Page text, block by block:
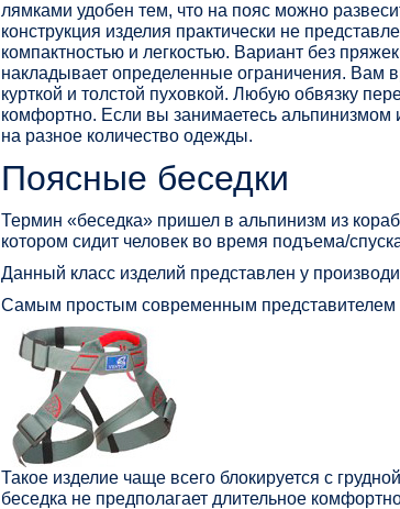
лямками удобен тем, что на пояс можно
конструкция изделия практически не
компактностью и легкостью. Вариант без
накладывает определенные ограничения. Вам
курткой и толстой пуховкой. Любую обвязку
комфортно. Если вы занимаетесь альпинизмом
на разное количество одежды.
Поясные беседки
Термин «беседка» пришел в альпинизм из
котором сидит человек во время подъема/
Данный класс изделий представлен у
Самым простым современным представителем
Такое изделие чаще всего блокируется с
беседка не предполагает длительное